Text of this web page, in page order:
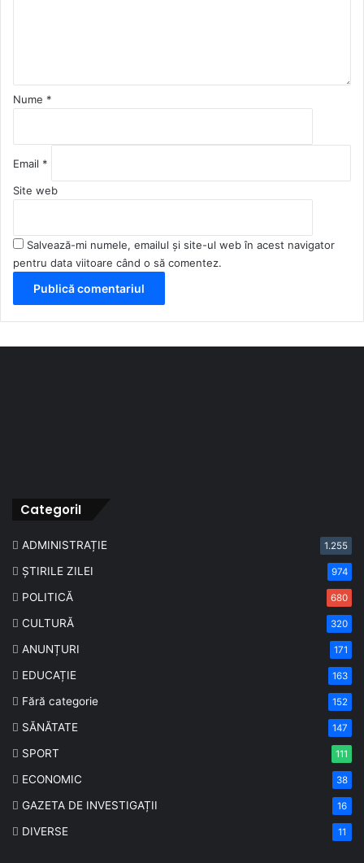
u
*
Nume *
Email *
Site web
Salvează-mi numele, emailul și site-ul web în acest navigator
pentru data viitoare când o să comentez.
CategoriI
ADMINISTRAȚIE 1.255
ȘTIRILE ZILEI 974
POLITICĂ 680
CULTURĂ 320
ANUNȚURI 171
EDUCAȚIE 163
Fără categorie 152
SĂNĂTATE 147
SPORT 111
ECONOMIC 38
GAZETA DE INVESTIGAȚII 16
DIVERSE 11